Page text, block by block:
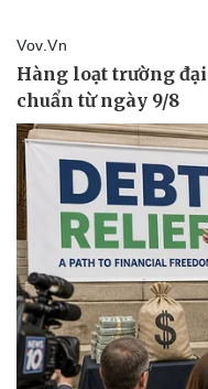
Pháp luật
Vụ án
Tin nóng
Tư vấn luật